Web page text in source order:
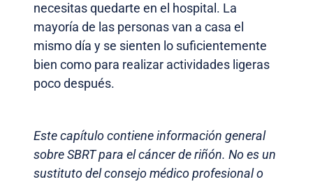
necesitas quedarte en el hospital. La
mayoría de las personas van a casa el
mismo día y se sienten lo suficientemente
bien como para realizar actividades ligeras
poco después.
Este capítulo contiene información general
sobre SBRT para el cáncer de riñón. No es un
sustituto del consejo médico profesional o